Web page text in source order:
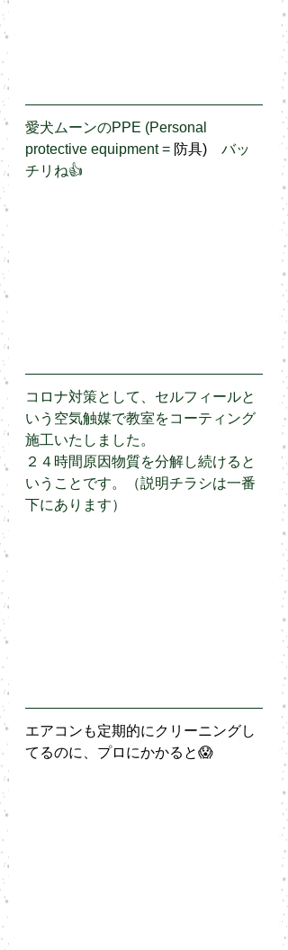
愛犬ムーンのPPE (Personal
protective equipment = 防具) バッ
チリね👍
コロナ対策として、セルフィールと
いう空気触媒で教室をコーティング
施工いたしました。
２４時間原因物質を分解し続けると
いうことです。（説明チラシは一番
下にあります）
エアコンも定期的にクリーニングし
てるのに、プロにかかると😱